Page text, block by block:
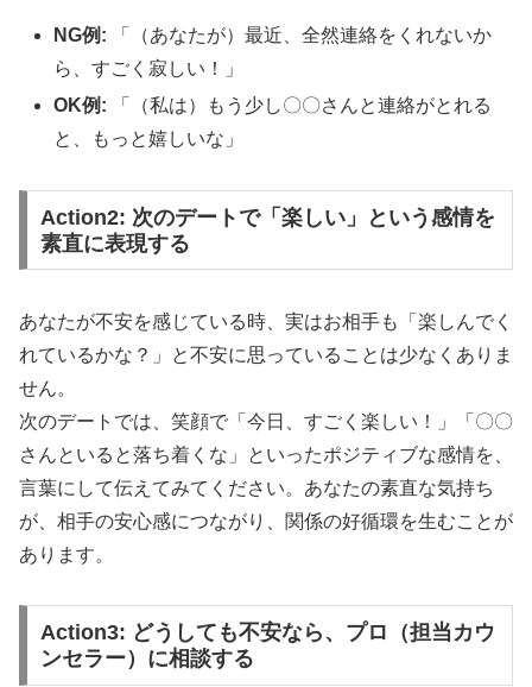
NG例: 「（あなたが）最近、全然連絡をくれないか
ら、すごく寂しい！」
OK例: 「（私は）もう少し〇〇さんと連絡がとれる
と、もっと嬉しいな」
Action2: 次のデートで「楽しい」という感情を
素直に表現する
あなたが不安を感じている時、実はお相手も「楽しんでく
れているかな？」と不安に思っていることは少なくありま
せん。
次のデートでは、笑顔で「今日、すごく楽しい！」「〇〇
さんといると落ち着くな」といったポジティブな感情を、
言葉にして伝えてみてください。あなたの素直な気持ち
が、相手の安心感につながり、関係の好循環を生むことが
あります。
Action3: どうしても不安なら、プロ（担当カウ
ンセラー）に相談する